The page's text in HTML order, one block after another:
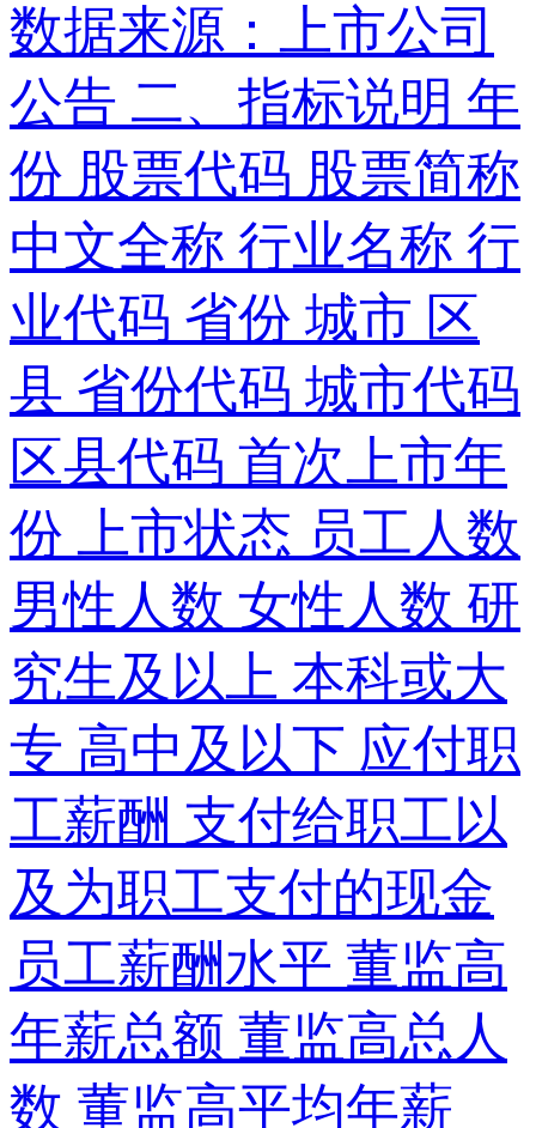
数据来源：上市公司
公告 二、指标说明 年
份 股票代码 股票简称
中文全称 行业名称 行
业代码 省份 城市 区
县 省份代码 城市代码
区县代码 首次上市年
份 上市状态 员工人数
男性人数 女性人数 研
究生及以上 本科或大
专 高中及以下 应付职
工薪酬 支付给职工以
及为职工支付的现金
员工薪酬水平 董监高
年薪总额 董监高总人
数 董监高平均年薪